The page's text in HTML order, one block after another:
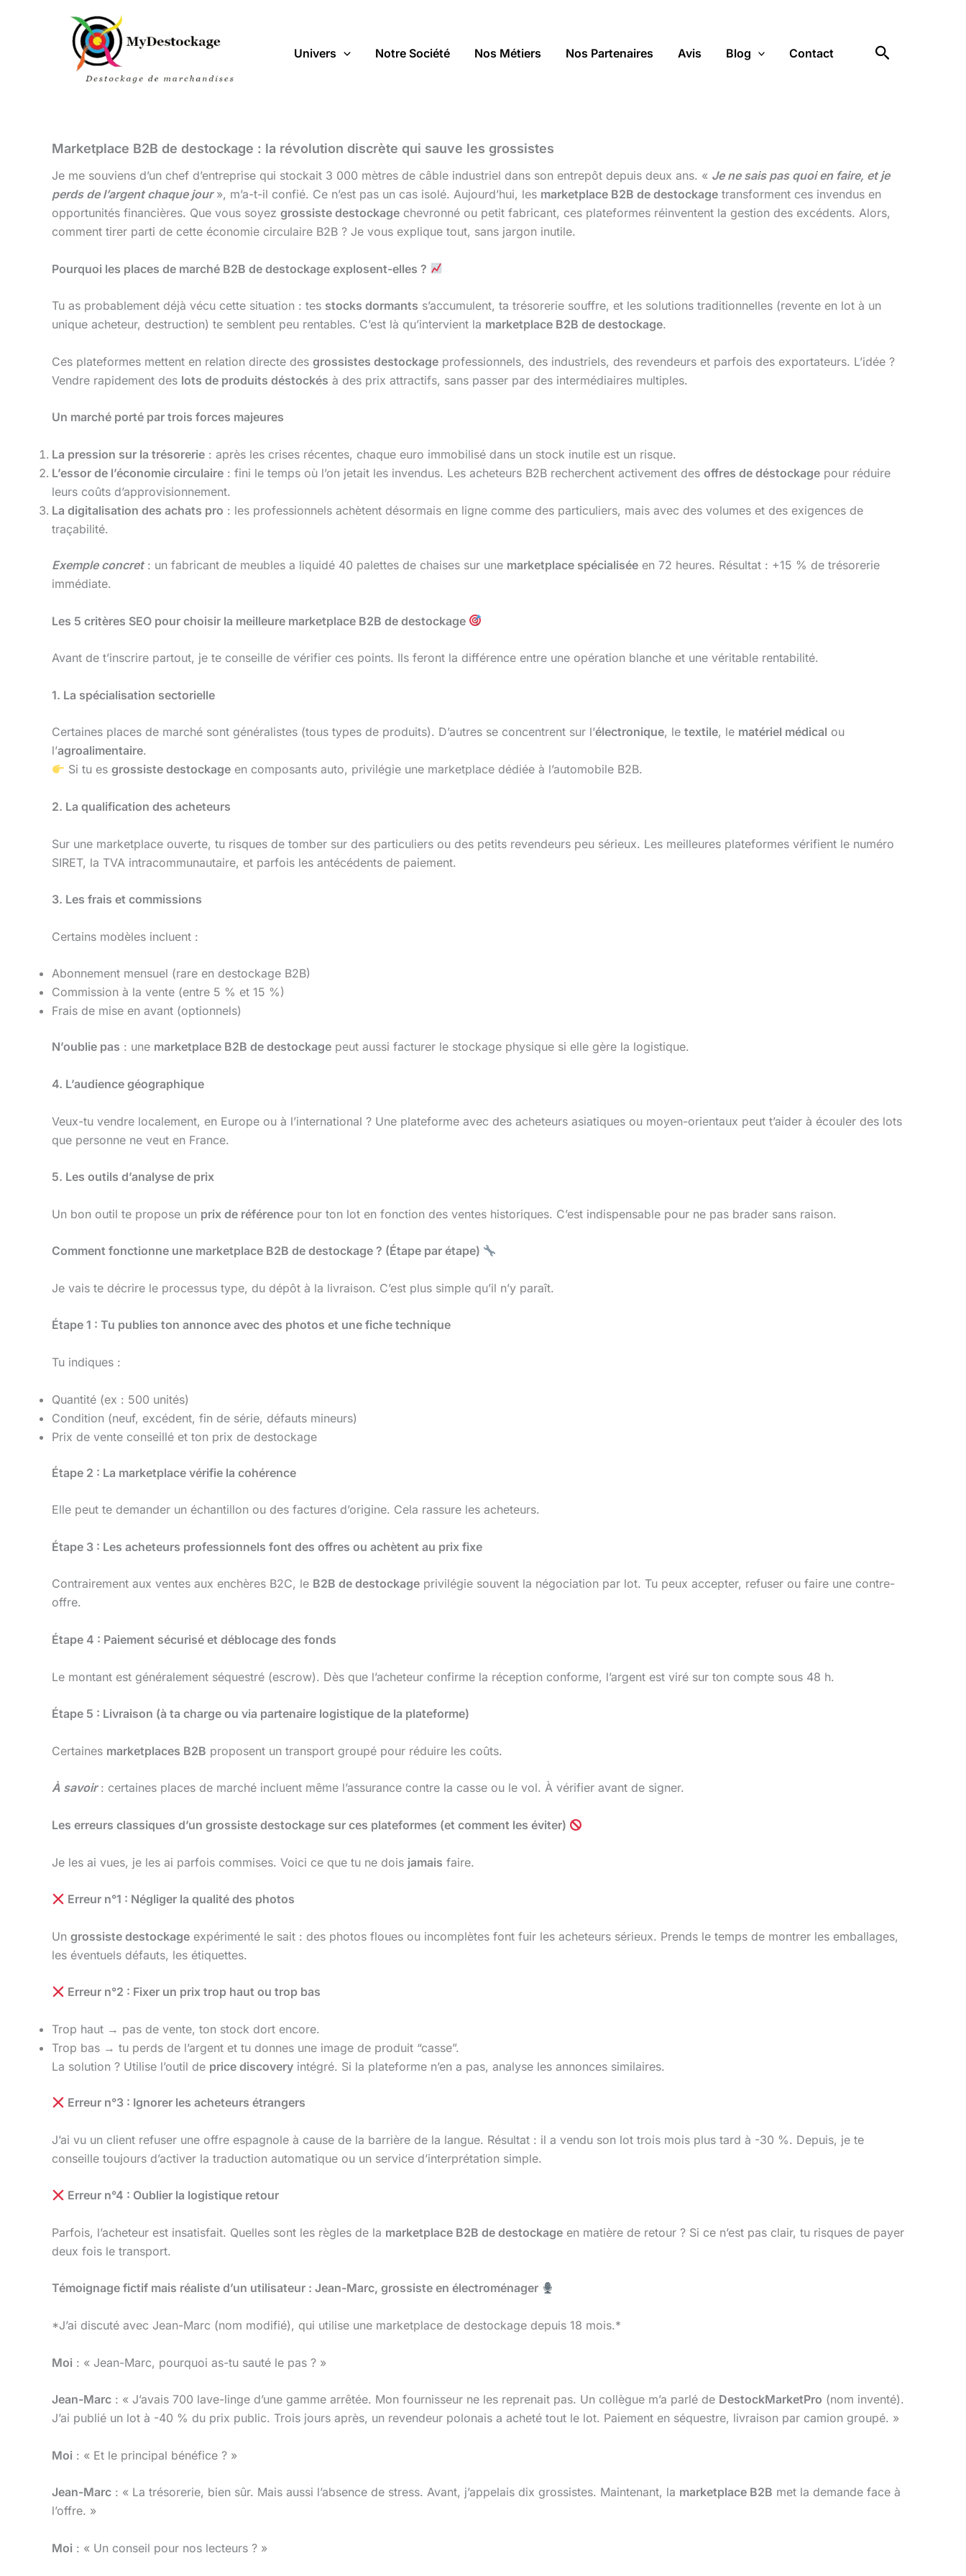
Univers Notre Société Nos Métiers Nos Partenaires Avis Blog Contact Rechercher
Marketplace B2B de destockage : la révolution discrète qui sauve les grossistes
Je me souviens d’un chef d’entreprise qui stockait 3 000 mètres de câble industriel dans son entrepôt depuis deux ans. « Je ne sais pas quoi en faire, et je
perds de l’argent chaque jour», m’a-t-il confié. Ce n’est pas un cas isolé. Aujourd’hui, les marketplace B2B de destockage transforment ces invendus en
opportunités financières. Que vous soyez grossiste destockage chevronné ou petit fabricant, ces plateformes réinventent la gestion des excédents. Alors,
comment tirer parti de cette économie circulaire B2B ? Je vous explique tout, sans jargon inutile.
Pourquoi les places de marché B2B de destockage explosent-elles ?
Tu as probablement déjà vécu cette situation : tes stocks dormants s’accumulent, ta trésorerie souffre, et les solutions traditionnelles (revente en lot à un
unique acheteur, destruction) te semblent peu rentables. C’est là qu’intervient la marketplace B2B de destockage.
Ces plateformes mettent en relation directe des grossistes destockage professionnels, des industriels, des revendeurs et parfois des exportateurs. L’idée ?
Vendre rapidement des lots de produits déstockés à des prix attractifs, sans passer par des intermédiaires multiples.
Un marché porté par trois forces majeures
La pression sur la trésorerie : après les crises récentes, chaque euro immobilisé dans un stock inutile est un risque.
L’essor de l’économie circulaire : fini le temps où l’on jetait les invendus. Les acheteurs B2B recherchent activement des offres de déstockage pour réduire
leurs coûts d’approvisionnement.
La digitalisation des achats pro : les professionnels achètent désormais en ligne comme des particuliers, mais avec des volumes et des exigences de
traçabilité.
Exemple concret: un fabricant de meubles a liquidé 40 palettes de chaises sur une marketplace spécialisée en 72 heures. Résultat : +15 % de trésorerie
immédiate.
Les 5 critères SEO pour choisir la meilleure marketplace B2B de destockage
Avant de t’inscrire partout, je te conseille de vérifier ces points. Ils feront la différence entre une opération blanche et une véritable rentabilité.
1. La spécialisation sectorielle
Certaines places de marché sont généralistes (tous types de produits). D’autres se concentrent sur l’électronique, le textile, le matériel médical ou
l’agroalimentaire.
Si tu esgrossiste destockage en composants auto, privilégie une marketplace dédiée à l’automobile B2B.
2. La qualification des acheteurs
Sur une marketplace ouverte, tu risques de tomber sur des particuliers ou des petits revendeurs peu sérieux. Les meilleures plateformes vérifient le numéro
SIRET, la TVA intracommunautaire, et parfois les antécédents de paiement.
3. Les frais et commissions
Certains modèles incluent :
Abonnement mensuel (rare en destockage B2B)
Commission à la vente (entre 5 % et 15 %)
Frais de mise en avant (optionnels)
N’oublie pas : une marketplace B2B de destockage peut aussi facturer le stockage physique si elle gère la logistique.
4. L’audience géographique
Veux-tu vendre localement, en Europe ou à l’international ? Une plateforme avec des acheteurs asiatiques ou moyen-orientaux peut t’aider à écouler des lots
que personne ne veut en France.
5. Les outils d’analyse de prix
Un bon outil te propose un prix de référence pour ton lot en fonction des ventes historiques. C’est indispensable pour ne pas brader sans raison.
Comment fonctionne une marketplace B2B de destockage ? (Étape par étape)
Je vais te décrire le processus type, du dépôt à la livraison. C’est plus simple qu’il n’y paraît.
Étape 1 : Tu publies ton annonce avec des photos et une fiche technique
Tu indiques :
Quantité (ex : 500 unités)
Condition (neuf, excédent, fin de série, défauts mineurs)
Prix de vente conseillé et ton prix de destockage
Étape 2 : La marketplace vérifie la cohérence
Elle peut te demander un échantillon ou des factures d’origine. Cela rassure les acheteurs.
Étape 3 : Les acheteurs professionnels font des offres ou achètent au prix fixe
Contrairement aux ventes aux enchères B2C, le B2B de destockage privilégie souvent la négociation par lot. Tu peux accepter, refuser ou faire une contre-
offre.
Étape 4 : Paiement sécurisé et déblocage des fonds
Le montant est généralement séquestré (escrow). Dès que l’acheteur confirme la réception conforme, l’argent est viré sur ton compte sous 48 h.
Étape 5 : Livraison (à ta charge ou via partenaire logistique de la plateforme)
Certaines marketplaces B2B proposent un transport groupé pour réduire les coûts.
À savoir: certaines places de marché incluent même l’assurance contre la casse ou le vol. À vérifier avant de signer.
Les erreurs classiques d’un grossiste destockage sur ces plateformes (et comment les éviter)
Je les ai vues, je les ai parfois commises. Voici ce que tu ne dois jamais faire.
Erreur n°1 : Négliger la qualité des photos
Un grossiste destockage expérimenté le sait : des photos floues ou incomplètes font fuir les acheteurs sérieux. Prends le temps de montrer les emballages,
les éventuels défauts, les étiquettes.
Erreur n°2 : Fixer un prix trop haut ou trop bas
Trop haut → pas de vente, ton stock dort encore.
Trop bas → tu perds de l’argent et tu donnes une image de produit “casse”.
La solution ? Utilise l’outil de price discovery intégré. Si la plateforme n’en a pas, analyse les annonces similaires.
Erreur n°3 : Ignorer les acheteurs étrangers
J’ai vu un client refuser une offre espagnole à cause de la barrière de la langue. Résultat : il a vendu son lot trois mois plus tard à -30 %. Depuis, je te
conseille toujours d’activer la traduction automatique ou un service d’interprétation simple.
Erreur n°4 : Oublier la logistique retour
Parfois, l’acheteur est insatisfait. Quelles sont les règles de la marketplace B2B de destockage en matière de retour ? Si ce n’est pas clair, tu risques de payer
deux fois le transport.
Témoignage fictif mais réaliste d’un utilisateur : Jean-Marc, grossiste en électroménager
*J’ai discuté avec Jean-Marc (nom modifié), qui utilise une marketplace de destockage depuis 18 mois.*
Moi : « Jean-Marc, pourquoi as-tu sauté le pas ? »
Jean-Marc : « J’avais 700 lave-linge d’une gamme arrêtée. Mon fournisseur ne les reprenait pas. Un collègue m’a parlé de DestockMarketPro (nom inventé).
J’ai publié un lot à -40 % du prix public. Trois jours après, un revendeur polonais a acheté tout le lot. Paiement en séquestre, livraison par camion groupé. »
Moi : « Et le principal bénéfice ? »
Jean-Marc : « La trésorerie, bien sûr. Mais aussi l’absence de stress. Avant, j’appelais dix grossistes. Maintenant, la marketplace B2B met la demande face à
l’offre. »
Moi : « Un conseil pour nos lecteurs ? »